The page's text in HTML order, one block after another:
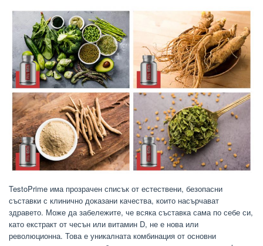
TestoPrime има прозрачен списък от естествени, безопасни
съставки с клинично доказани качества, които насърчават
здравето. Може да забележите, че всяка съставка сама по себе си,
като екстракт от чесън или витамин D, не е нова или
революционна. Това е уникалната комбинация от основни